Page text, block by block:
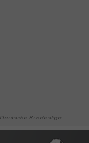
Deutsche Bundesliga